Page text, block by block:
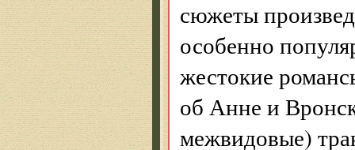
сюжеты
особенно
жестокие
об Анне и
межвидовые)